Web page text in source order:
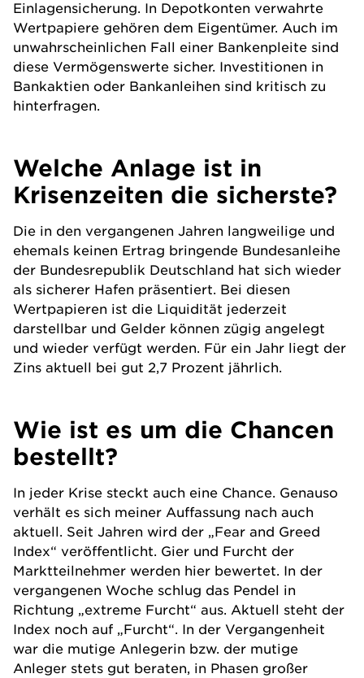
Einlagensicherung. In Depotkonten verwahrte
Wertpapiere gehören dem Eigentümer. Auch im
unwahrscheinlichen Fall einer Bankenpleite sind
diese Vermögenswerte sicher. Investitionen in
Bankaktien oder Bankanleihen sind kritisch zu
hinterfragen.
Welche Anlage ist in
Krisenzeiten die sicherste?
Die in den vergangenen Jahren langweilige und
ehemals keinen Ertrag bringende Bundesanleihe
der Bundesrepublik Deutschland hat sich wieder
als sicherer Hafen präsentiert. Bei diesen
Wertpapieren ist die Liquidität jederzeit
darstellbar und Gelder können zügig angelegt
und wieder verfügt werden. Für ein Jahr liegt der
Zins aktuell bei gut 2,7 Prozent jährlich.
Wie ist es um die Chancen
bestellt?
In jeder Krise steckt auch eine Chance. Genauso
verhält es sich meiner Auffassung nach auch
aktuell. Seit Jahren wird der „Fear and Greed
Index“ veröffentlicht. Gier und Furcht der
Marktteilnehmer werden hier bewertet. In der
vergangenen Woche schlug das Pendel in
Richtung „extreme Furcht“ aus. Aktuell steht der
Index noch auf „Furcht“. In der Vergangenheit
war die mutige Anlegerin bzw. der mutige
Anleger stets gut beraten, in Phasen großer